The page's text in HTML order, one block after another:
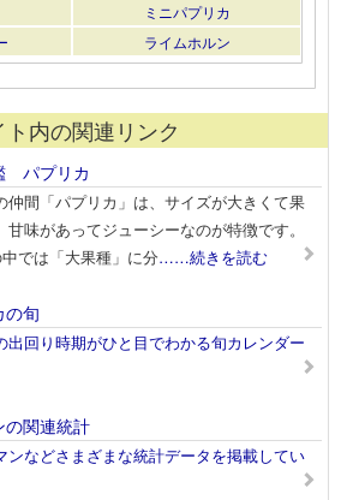
ミニパプリカ
ライムホルン
ト内の関連リンク
パプリカ
仲間「パプリカ」は、サイズが大きくて果
甘味があってジューシーなのが特徴です。
では「大果種」に分……続きを読む
の旬
出回り時期がひと目でわかる旬カレンダー
の関連統計
ンなどさまざまな統計データを掲載してい